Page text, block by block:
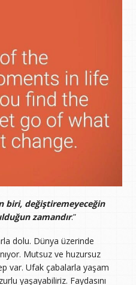
biri, değiştiremeyeceğin
zamandır.”
dolu. Dünya üzerinde
Mutsuz ve huzursuz
var. Ufak çabalarla yaşam
yaşayabiliriz. Faydasını